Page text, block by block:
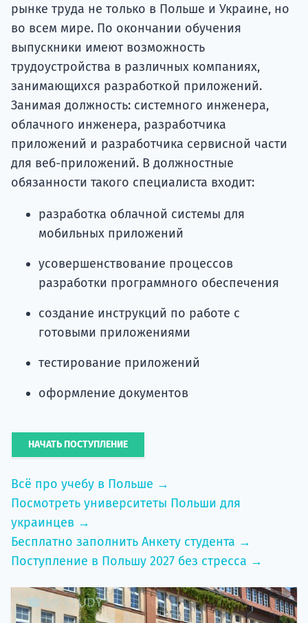
рынке труда не только в Польше и Украине, но
во всем мире. По окончании обучения
выпускники имеют возможность
трудоустройства в различных компаниях,
занимающихся разработкой приложений.
Занимая должность: системного инженера,
облачного инженера, разработчика
приложений и разработчика сервисной части
для веб-приложений. В должностные
обязанности такого специалиста входит:
разработка облачной системы для
мобильных приложений
усовершенствование процессов
разработки программного обеспечения
создание инструкций по работе с
готовыми приложениями
тестирование приложений
оформление документов
НАЧАТЬ ПОСТУПЛЕНИЕ
Всё про учебу в Польше →
Посмотреть университеты Польши для
украинцев →
Бесплатно заполнить Анкету студента →
Поступление в Польшу 2027 без стресса →